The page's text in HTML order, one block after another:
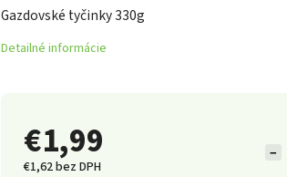
€1,99
€1,62 bez DPH
−
Gazdovské tyčinky 330g
Detailné informácie